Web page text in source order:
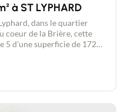
à ST LYPHARD
dans le quartier
coeur de la Brière, cette
5 d'une superficie de 172
de 1175 m², sans aucun vis
allez apprécier en